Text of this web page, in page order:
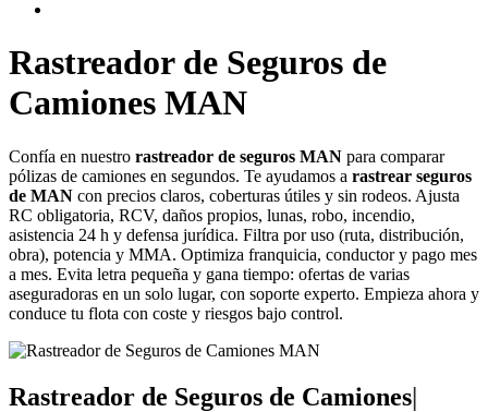
Rastreador de Seguros de
Camiones MAN
Confía en nuestro rastreador de seguros MAN para comparar
pólizas de camiones en segundos. Te ayudamos a rastrear seguros
de MAN con precios claros, coberturas útiles y sin rodeos. Ajusta
RC obligatoria, RCV, daños propios, lunas, robo, incendio,
asistencia 24 h y defensa jurídica. Filtra por uso (ruta, distribución,
obra), potencia y MMA. Optimiza franquicia, conductor y pago mes
a mes. Evita letra pequeña y gana tiempo: ofertas de varias
aseguradoras en un solo lugar, con soporte experto. Empieza ahora y
conduce tu flota con coste y riesgos bajo control.
Rastreador de Seguros de Camiones|